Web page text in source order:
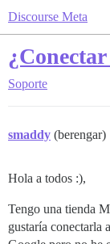
Discourse Meta
Soporte
smaddy (berengar)
Hola a todos :),
Tengo una tienda
gustaría conectarla